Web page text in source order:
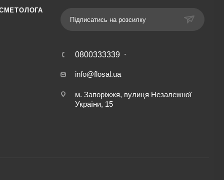
Підписатись на розсилку
0800333339
info@flosal.ua
м. Запоріжжя, вулиця Незалежної
України, 15